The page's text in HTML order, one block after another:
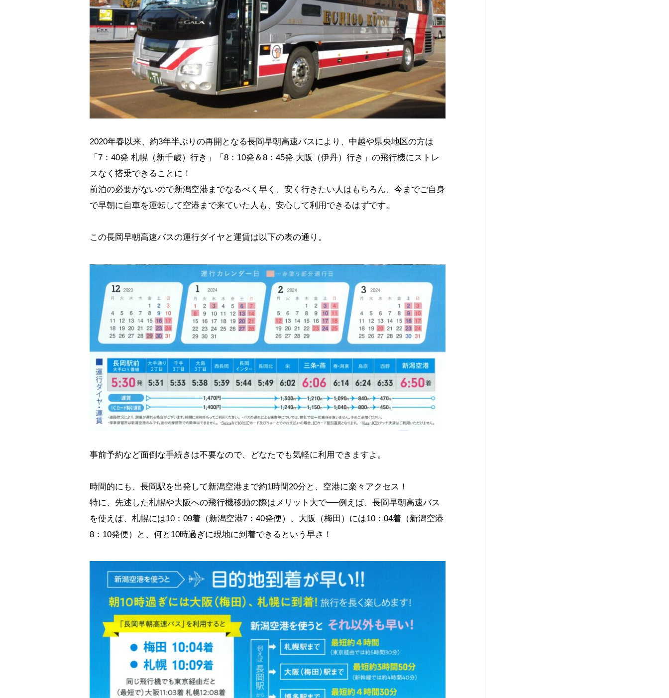
2020年春以来、約3年半ぶりの再開となる長岡早朝高速バスにより、中越や県央地区の方は
「7：40発 札幌（新千歳）行き」「8：10発＆8：45発 大阪（伊丹）行き」の飛行機にストレ
スなく搭乗できることに！
前泊の必要がないので新潟空港までなるべく早く、安く行きたい人はもちろん、今までご自身
で早朝に自車を運転して空港まで来ていた人も、安心して利用できるはずです。
この長岡早朝高速バスの運行ダイヤと運賃は以下の表の通り。
事前予約など面倒な手続きは不要なので、どなたでも気軽に利用できますよ。
時間的にも、長岡駅を出発して新潟空港まで約1時間20分と、空港に楽々アクセス！
特に、先述した札幌や大阪への飛行機移動の際はメリット大で──例えば、長岡早朝高速バス
を使えば、札幌には10：09着（新潟空港7：40発便）、大阪（梅田）には10：04着（新潟空港
8：10発便）と、何と10時過ぎに現地に到着できるという早さ！